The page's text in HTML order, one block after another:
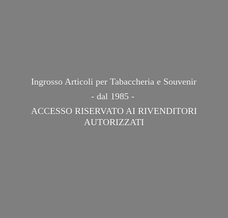
Ingrosso Articoli per Tabaccheria e Souvenir
- dal 1985 -
ACCESSO RISERVATO AI RIVENDITORI
AUTORIZZATI